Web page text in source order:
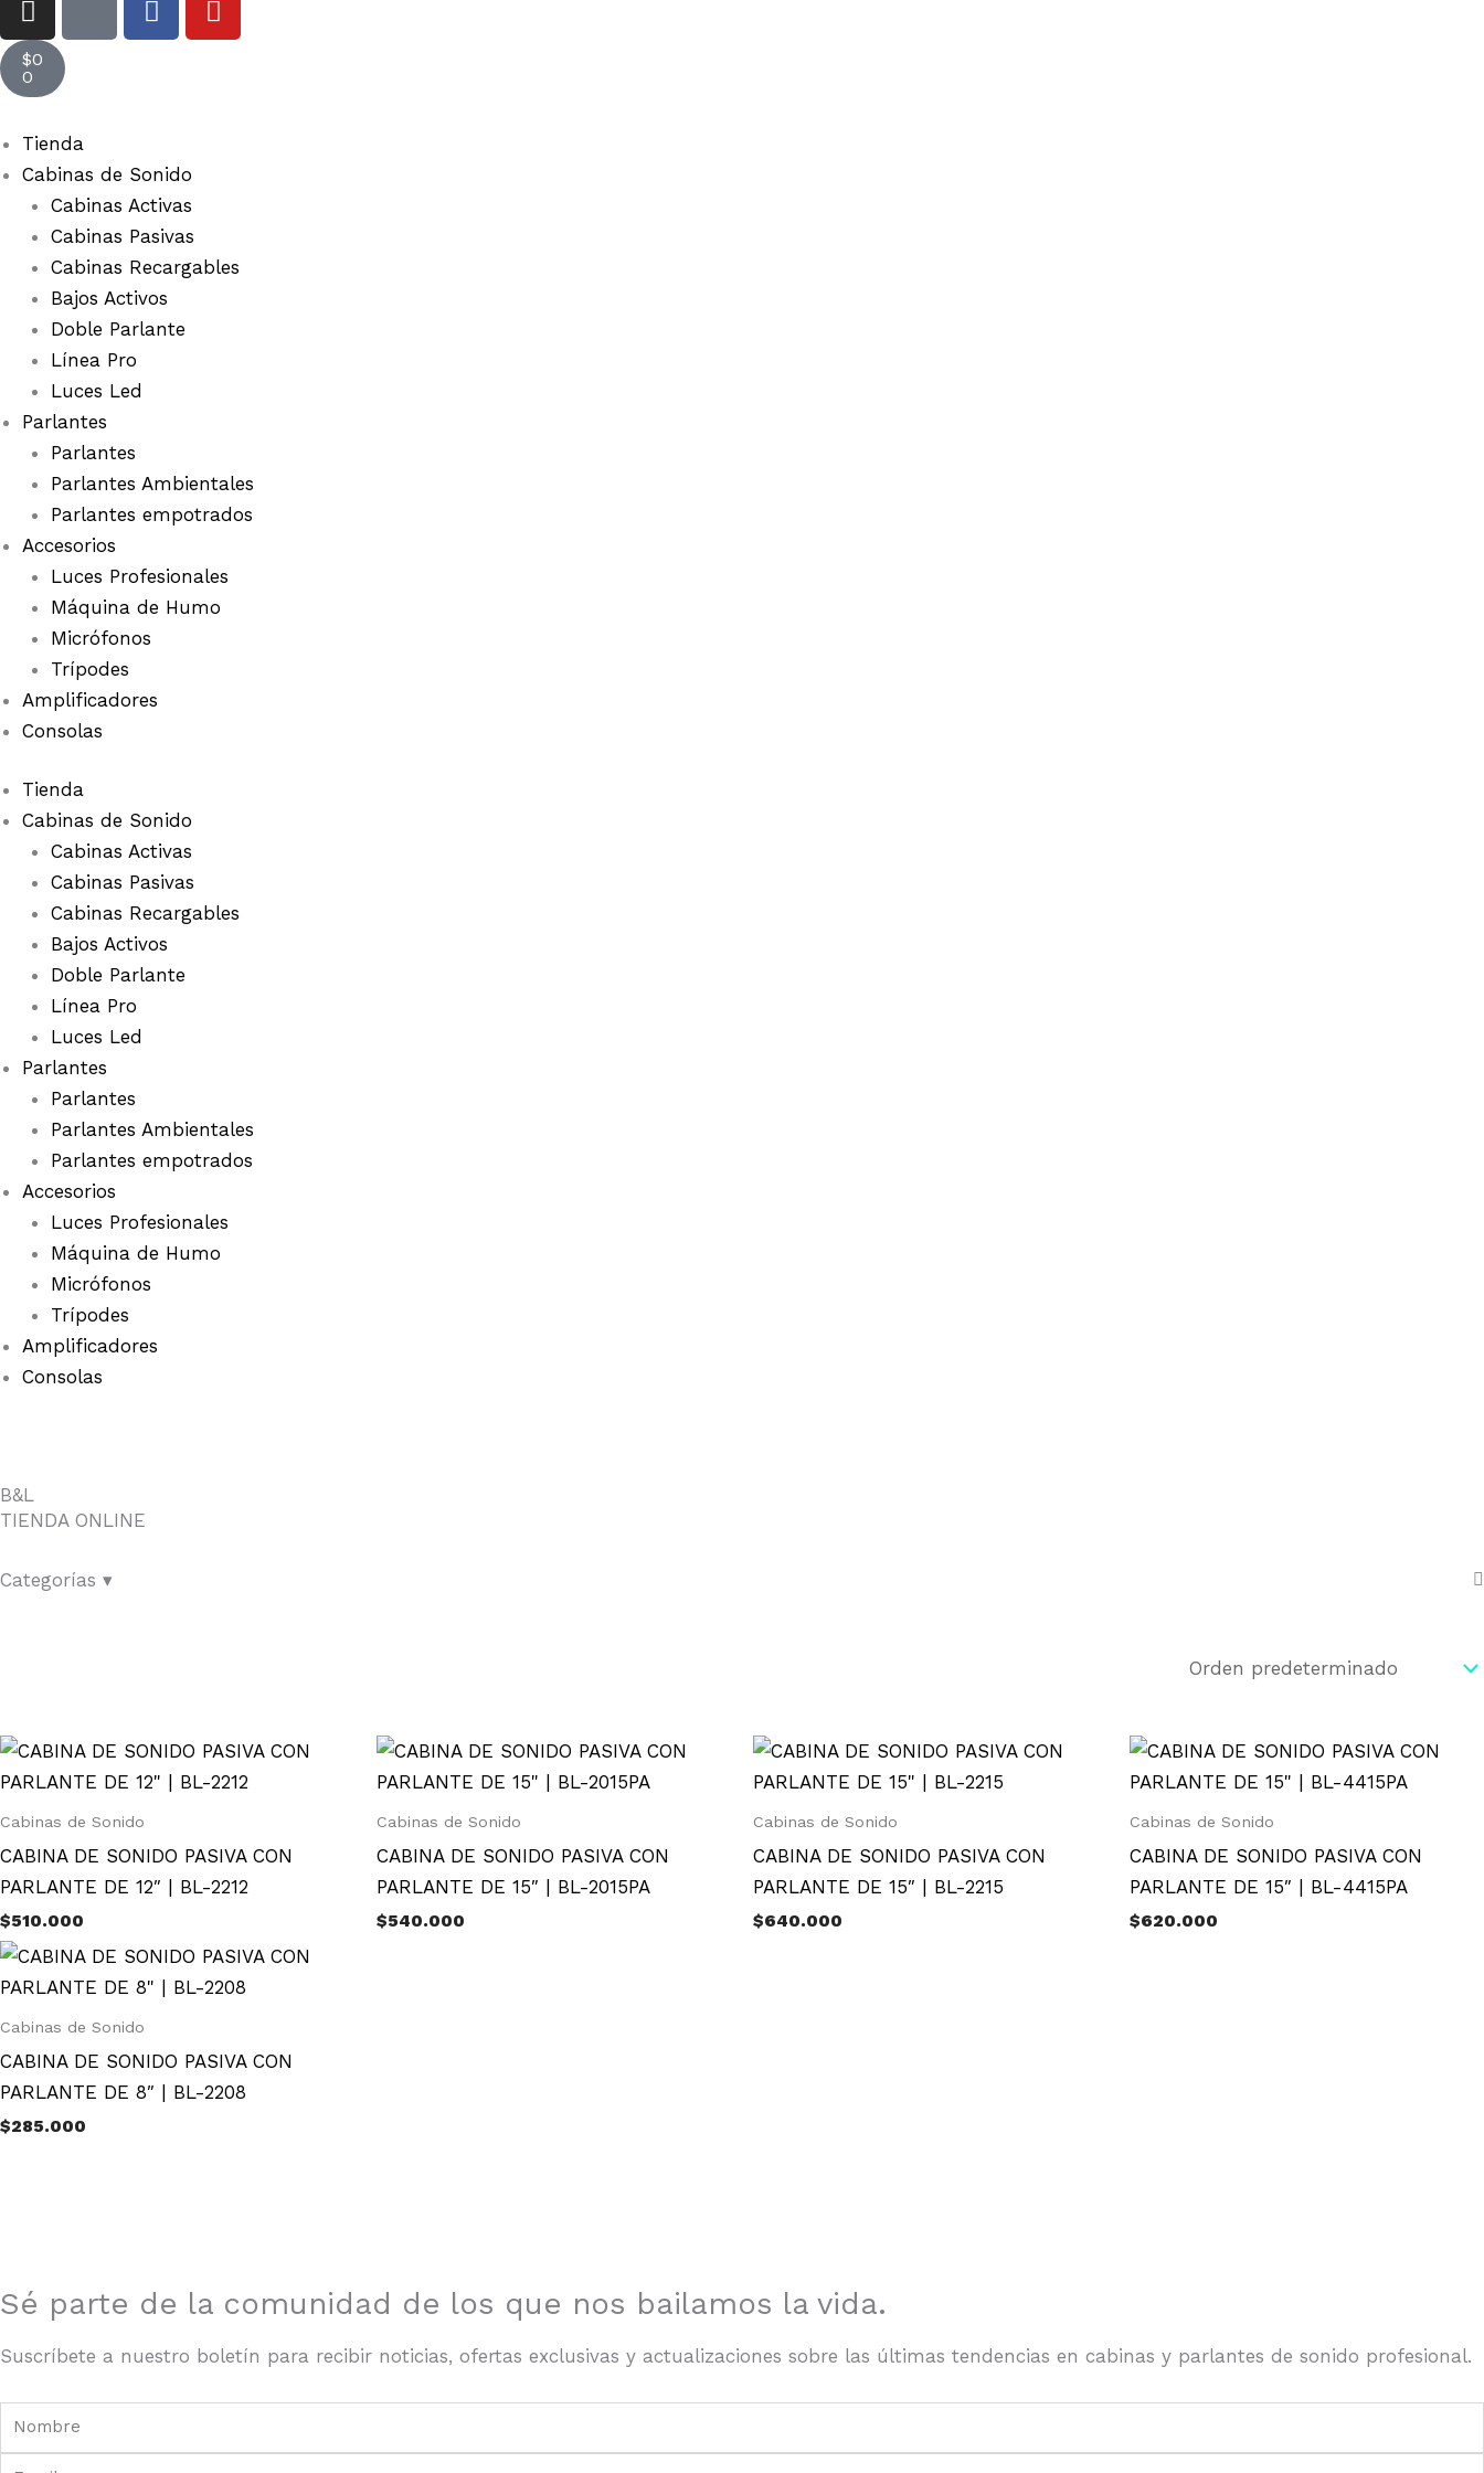
n
s
t
a
g
r
a
m
k
t
o
k
a
k
o
$0
0
Cart
Tienda
Cabinas de Sonido
Cabinas Activas
Cabinas Pasivas
Cabinas Recargables
Bajos Activos
Doble Parlante
Línea Pro
Luces Led
Parlantes
Parlantes
Parlantes Ambientales
Parlantes empotrados
Accesorios
Luces Profesionales
Máquina de Humo
Micrófonos
Trípodes
Amplificadores
Consolas
Tienda
Cabinas de Sonido
Cabinas Activas
Cabinas Pasivas
Cabinas Recargables
Bajos Activos
Doble Parlante
Línea Pro
Luces Led
Parlantes
Parlantes
Parlantes Ambientales
Parlantes empotrados
Accesorios
Luces Profesionales
Máquina de Humo
Micrófonos
Trípodes
Amplificadores
Consolas
B&L
TIENDA ONLINE
Categorías ▾
Cabinas de Sonido
CABINA DE SONIDO PASIVA CON
PARLANTE DE 12″ | BL-2212
$510.000
Cabinas de Sonido
CABINA DE SONIDO PASIVA CON
PARLANTE DE 15″ | BL-2015PA
$540.000
Cabinas de Sonido
CABINA DE SONIDO PASIVA CON
PARLANTE DE 15″ | BL-2215
$640.000
Cabinas de Sonido
CABINA DE SONIDO PASIVA CON
PARLANTE DE 15″ | BL-4415PA
$620.000
Cabinas de Sonido
CABINA DE SONIDO PASIVA CON
PARLANTE DE 8″ | BL-2208
$285.000
Sé parte de la comunidad de los que nos bailamos la vida.
Suscríbete a nuestro boletín para recibir noticias, ofertas exclusivas y actualizaciones sobre las últimas tendencias en cabinas y parlantes de sonido profesional.
Nombre
Email